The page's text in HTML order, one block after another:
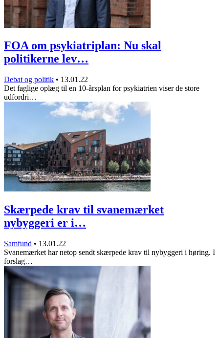
FOA om psykiatriplan: Nu skal
politikerne lev…
Debat og politik • 13.01.22
Det faglige oplæg til en 10-årsplan for psykiatrien viser de store
udfordri…
Skærpede krav til svanemærket
nybyggeri er i…
Samfund • 13.01.22
Svanemærket har netop sendt skærpede krav til nybyggeri i høring. I
forslag…